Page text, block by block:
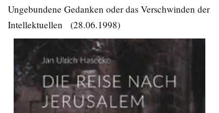
Ungebundene Gedanken oder das Verschwinden der
Intellektuellen
(28.06.1998)